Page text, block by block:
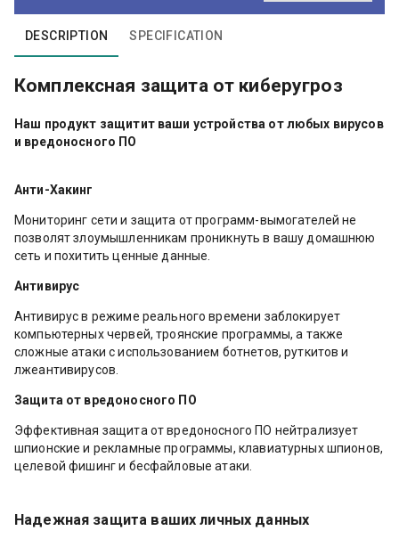
DESCRIPTION SPECIFICATION
Комплексная защита от киберугроз
Наш продукт защитит ваши устройства от любых вирусов
и вредоносного ПО
Анти-Хакинг
Мониторинг сети и защита от программ-вымогателей не
позволят злоумышленникам проникнуть в вашу домашнюю
сеть и похитить ценные данные.
Антивирус
Антивирус в режиме реального времени заблокирует
компьютерных червей, троянские программы, а также
сложные атаки с использованием ботнетов, руткитов и
лжеантивирусов.
Защита от вредоносного ПО
Эффективная защита от вредоносного ПО нейтрализует
шпионские и рекламные программы, клавиатурных шпионов,
целевой фишинг и бесфайловые атаки.
Надежная защита ваших личных данных